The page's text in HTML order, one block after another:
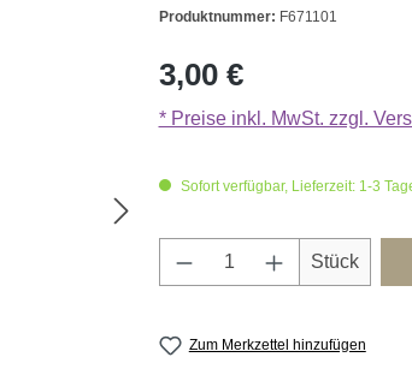
Produktnummer: F671101
Regulärer Preis:
3,00 €
* Preise inkl. MwSt. zzgl.
Sofort verfügbar, Lieferzeit: 1-3
Produkt Anzahl:
Stück
Zum Merkzettel hinzufügen